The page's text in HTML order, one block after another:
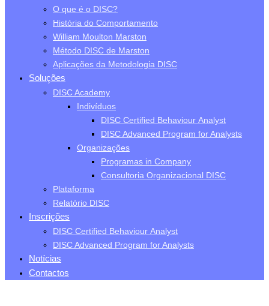
O que é o DISC?
História do Comportamento
William Moulton Marston
Método DISC de Marston
Aplicações da Metodologia DISC
Soluções
DISC Academy
Indivíduos
DISC Certified Behaviour Analyst
DISC Advanced Program for Analysts
Organizações
Programas in Company
Consultoria Organizacional DISC
Plataforma
Relatório DISC
Inscrições
DISC Certified Behaviour Analyst
DISC Advanced Program for Analysts
Notícias
Contactos